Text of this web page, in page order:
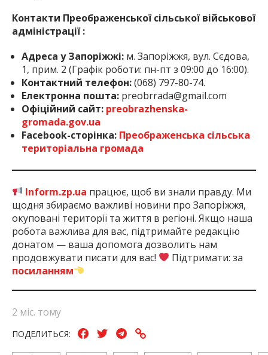
Контакти Преображенської сільської військової
адміністрації :
Адреса у Запоріжжі: м. Запоріжжя, вул. Сєдова,
1, прим. 2 (Графік роботи: пн-пт з 09:00 до 16:00).
Контактний телефон:(068) 797-80-74.
Електронна пошта: preobrrada@gmail.com
Офіційний сайт: preobrazhenska-
gromada.gov.ua
Facebook-сторінка: Преображенська сільська
територіальна громада
Inform.zp.ua працює, щоб ви знали правду. Ми
щодня збираємо важливі новини про Запоріжжя,
окуповані території та життя в регіоні. Якщо наша
робота важлива для вас, підтримайте редакцію
донатом — ваша допомога дозволить нам
продовжувати писати для вас!
Підтримати: за
посиланням
2 міс. тому
ПОДЕЛИТЬСЯ: